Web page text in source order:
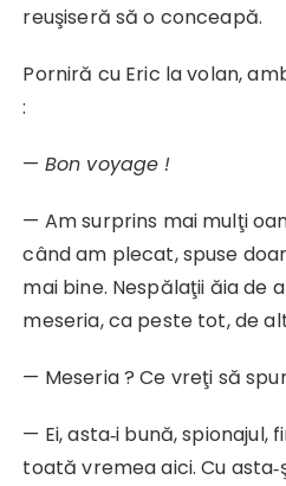
reuşiseră să o conceapă.
Porniră cu Eric la volan,
:
— Bon voyage !
— Am surprins mai mulţi
când am plecat, spuse
mai bine. Nespălaţii ăia de
meseria, ca peste tot, de
— Meseria ? Ce vreţi să
— Ei, asta‑i bună, spionajul,
toată vremea aici. Cu